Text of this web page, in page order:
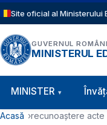
Sari la conținutul principal
Site oficial al Ministerului
GUVERNUL
MINISTERUL
Navigație
MINISTER
Cale de
Acasă recunoaștere acte